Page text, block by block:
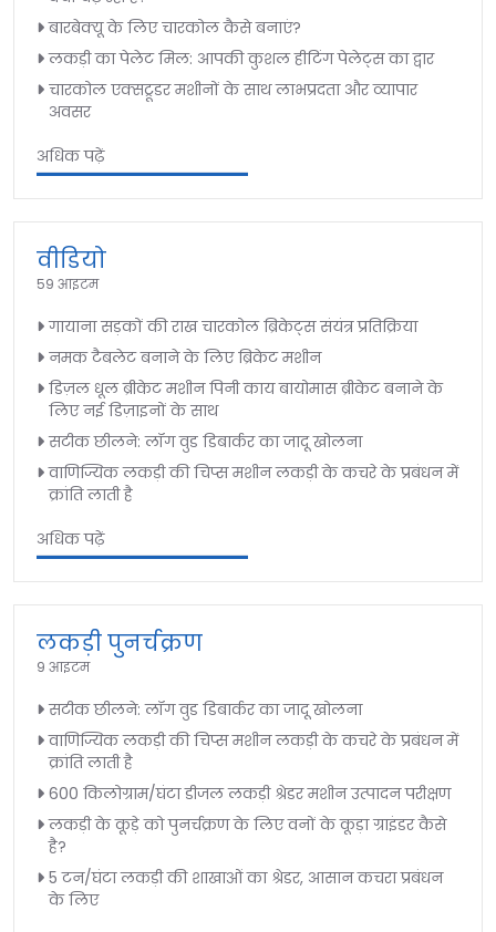
बारबेक्यू के लिए चारकोल कैसे बनाएं?
लकड़ी का पेलेट मिल: आपकी कुशल हीटिंग पेलेट्स का द्वार
चारकोल एक्सट्रूडर मशीनों के साथ लाभप्रदता और व्यापार
अवसर
अधिक पढ़ें
वीडियो
59 आइटम
गायाना सड़कों की राख चारकोल ब्रिकेट्स संयंत्र प्रतिक्रिया
नमक टैबलेट बनाने के लिए ब्रिकेट मशीन
डिज़ल धूल ब्रीकेट मशीन पिनी काय बायोमास ब्रीकेट बनाने के
लिए नई डिज़ाइनों के साथ
सटीक छीलने: लॉग वुड डिबार्कर का जादू खोलना
वाणिज्यिक लकड़ी की चिप्स मशीन लकड़ी के कचरे के प्रबंधन में
क्रांति लाती है
अधिक पढ़ें
लकड़ी पुनर्चक्रण
9 आइटम
सटीक छीलने: लॉग वुड डिबार्कर का जादू खोलना
वाणिज्यिक लकड़ी की चिप्स मशीन लकड़ी के कचरे के प्रबंधन में
क्रांति लाती है
600 किलोग्राम/घंटा डीजल लकड़ी श्रेडर मशीन उत्पादन परीक्षण
लकड़ी के कूड़े को पुनर्चक्रण के लिए वनों के कूड़ा ग्राइंडर कैसे
है?
5 टन/घंटा लकड़ी की शाखाओं का श्रेडर, आसान कचरा प्रबंधन
के लिए